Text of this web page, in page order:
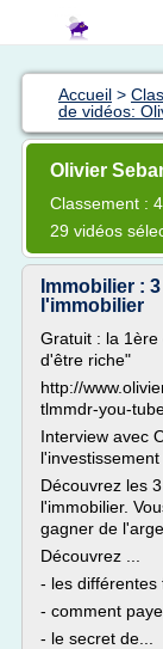
Accueil >
de vidéos:
Olivier
Classement :
29 vidéos
Immobilier :
l'immobilier
Gratuit : la 1ère
d'être riche"
http://
tlmmdr-you-
Interview avec
l'investissement
Découvrez les
l'immobilier.
gagner de
Découvrez ...
- les différentes
- comment
- le secret de...